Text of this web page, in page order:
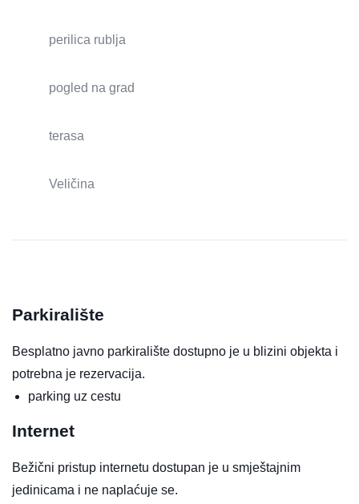
perilica rublja
pogled na grad
terasa
Veličina
Parkiralište
Besplatno javno parkiralište dostupno je u blizini objekta i
potrebna je rezervacija.
parking uz cestu
Internet
Bežični pristup internetu dostupan je u smještajnim
jedinicama i ne naplaćuje se.